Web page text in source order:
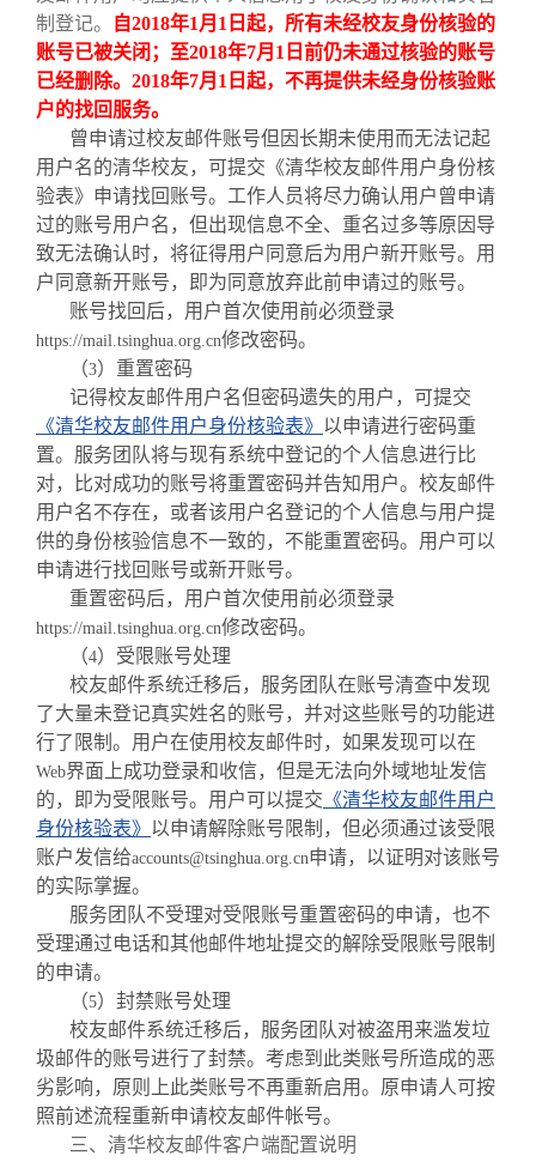
制登记。
自2018年1 月 1 日起，所有未经校友身份核验的
账号已被关闭；至2018年7月 1 日前仍未通过核验的账号
已经删除。 2018年7月 1 日起，不再提供未经身份核验账
户的找回服务。
曾申请过校友邮件账号但因长期未使用而无法记起
用户名的清华校友，可提交《清华校友邮件用户身份核
验表》申请找回账号。工作人员将尽力确认用户曾申请
过的账号用户名，但出现信息不全、重名过多等原因导
致无法确认时，将征得用户同意后为用户新开账号。用
户同意新开账号，即为同意放弃此前申请过的账号。
账号找回后，用户首次使用前必须登录
https://mail.tsinghua.org.cn修改密码。
（3）重置密码
记得校友邮件用户名但密码遗失的用户，可提交
《清华校友邮件用户身份核验表》 以申请进行密码重
置。服务团队将与现有系统中登记的个人信息进行比
对，比对成功的账号将重置密码并告知用户。校友邮件
用户名不存在，或者该用户名登记的个人信息与用户提
供的身份核验信息不一致的，不能重置密码。用户可以
申请进行找回账号或新开账号。
重置密码后，用户首次使用前必须登录
https://mail.tsinghua.org.cn修改密码。
（4）受限账号处理
校友邮件系统迁移后，服务团队在账号清查中发现
了大量未登记真实姓名的账号，并对这些账号的功能进
行了限制。用户在使用校友邮件时，如果发现可以在
Web界面上成功登录和收信，但是无法向外域地址发信
的，即为受限账号。用户可以提交 《清华校友邮件用户
身份核验表》 以申请解除账号限制，但必须通过该受限
账户发信给accounts@tsinghua.org.cn申请，以证明对该账号
的实际掌握。
服务团队不受理对受限账号重置密码的申请，也不
受理通过电话和其他邮件地址提交的解除受限账号限制
的申请。
（5）封禁账号处理
校友邮件系统迁移后，服务团队对被盗用来滥发垃
圾邮件的账号进行了封禁。考虑到此类账号所造成的恶
劣影响，原则上此类账号不再重新启用。原申请人可按
照前述流程重新申请校友邮件帐号。
三、清华校友邮件客户端配置说明